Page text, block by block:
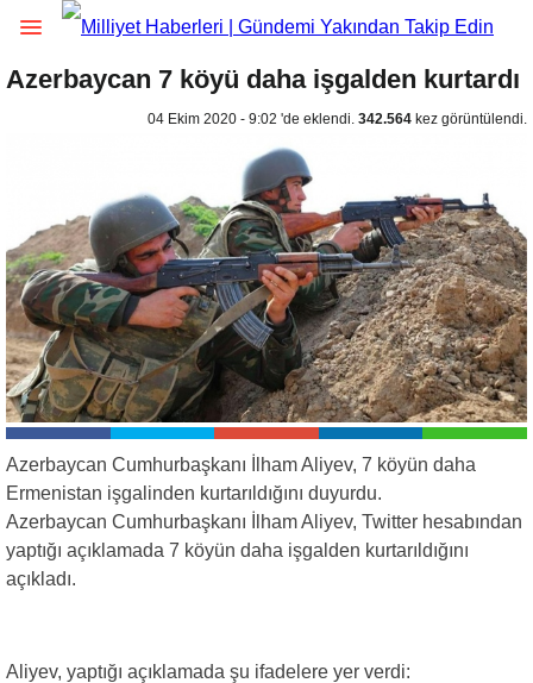
Azerbaycan 7 köyü daha işgalden kurtardı
04 Ekim 2020 - 9:02 'de eklendi. 342.564 kez görüntülendi.
Azerbaycan Cumhurbaşkanı İlham Aliyev, 7 köyün daha
Ermenistan işgalinden kurtarıldığını duyurdu.
Azerbaycan Cumhurbaşkanı İlham Aliyev, Twitter hesabından
yaptığı açıklamada 7 köyün daha işgalden kurtarıldığını
açıkladı.
Aliyev, yaptığı açıklamada şu ifadelere yer verdi: